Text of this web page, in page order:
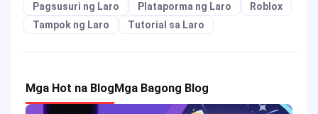
Pagsusuri ng Laro
Plataporma ng Laro
Roblox
Tampok ng Laro
Tutorial sa Laro
Mga Hot na BlogMga Bagong Blog